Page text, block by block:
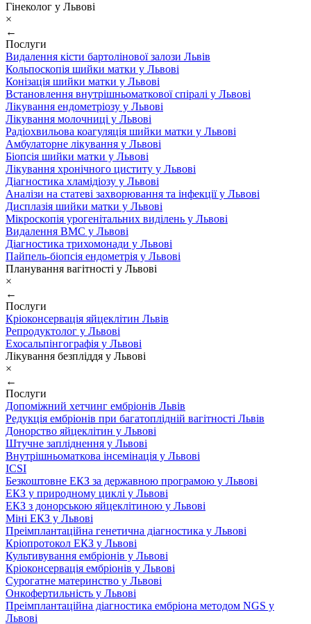
Гінеколог у Львові
×
←
Послуги
Видалення кісти бартолінової залози Львів
Кольпоскопія шийки матки у Львові
Конізація шийки матки у Львові
Встановлення внутрішньоматкової спіралі у Львові
Лікування ендометріозу у Львові
Лікування молочниці у Львові
Радіохвильова коагуляція шийки матки у Львові
Амбулаторне лікування у Львові
Біопсія шийки матки у Львові
Лікування хронічного циститу у Львові
Діагностика хламідіозу у Львові
Аналізи на статеві захворювання та інфекції у Львові
Дисплазія шийки матки у Львові
Мікроскопія урогенітальних виділень у Львові
Видалення ВМС у Львові
Діагностика трихомонади у Львові
Пайпель-біопсія ендометрія у Львові
Планування вагітності у Львові
×
←
Послуги
Кріоконсервація яйцеклітин Львів
Репродуктолог у Львові
Ехосальпінгографія у Львові
Лікування безпліддя у Львові
×
←
Послуги
Допоміжний хетчинг ембріонів Львів
Редукція ембріонів при багатоплідній вагітності Львів
Донорство яйцеклітин у Львові
Штучне запліднення у Львові
Внутрішньоматкова інсемінація у Львові
ICSI
Безкоштовне ЕКЗ за державною програмою у Львові
ЕКЗ у природному циклі у Львові
ЕКЗ з донорською яйцеклітиною у Львові
Міні ЕКЗ у Львові
Преімплантаційна генетична діагностика у Львові
Кріопротокол ЕКЗ у Львові
Культивування ембріонів у Львові
Кріоконсервація ембріонів у Львові
Сурогатне материнство у Львові
Онкофертильність у Львові
Преімплантаційна діагностика ембріона методом NGS у
Львові